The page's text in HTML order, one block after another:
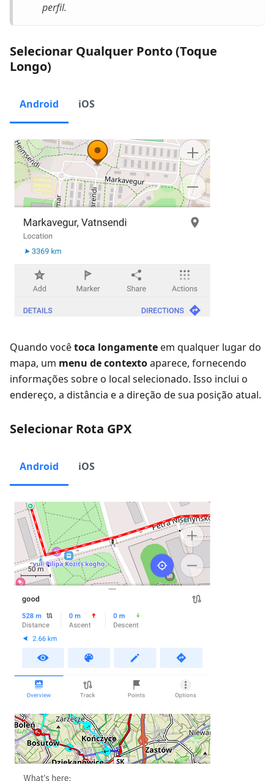
perfil.
Selecionar Qualquer Ponto (Toque
Longo)
Android iOS
Quando vocêtoca longamenteem qualquer lugar do
mapa, um menu de contextoaparece, fornecendo
informações sobre o local selecionado. Isso inclui o
endereço, a distância e a direção de sua posição atual.
Selecionar Rota GPX
Android iOS